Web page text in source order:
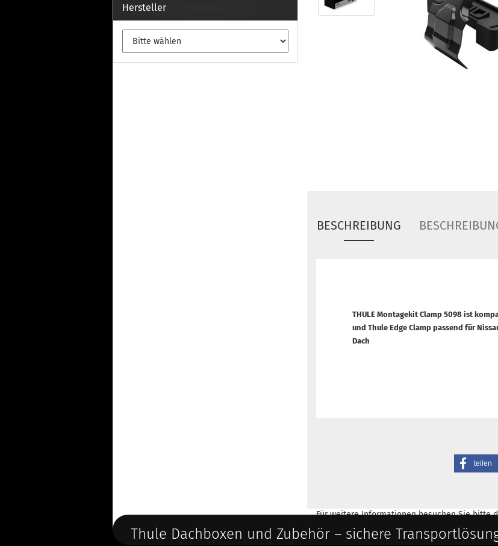
Thule Montagekits 40.. für 753
Fußsatz Fahrzeuge mit
integrierter Reling
Thule Montagekits 60.. für 7106
BESCHREIBUNG
THULE Montagekit Clamp 5098 ist
und Thule Edge Clamp passend für
Dach
teilen
Für weitere Informationen besuchen Sie bitte
Hersteller
Thule Dachboxen und Zubehör – sichere